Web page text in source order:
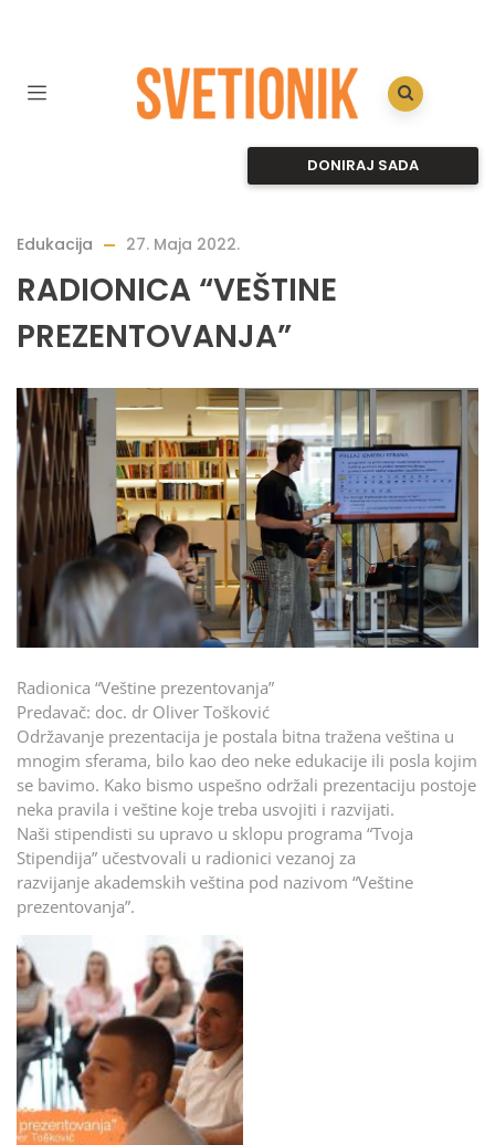
DONIRAJ SADA
Edukacija 27. Maja 2022.
RADIONICA “VEŠTINE
PREZENTOVANJA”
Radionica “Veštine prezentovanja”
Predavač: doc. dr Oliver Tošković
Održavanje prezentacija je postala bitna tražena veština u
mnogim sferama, bilo kao deo neke edukacije ili posla kojim
se bavimo. Kako bismo uspešno održali prezentaciju postoje
neka pravila i veštine koje treba usvojiti i razvijati.
Naši stipendisti su upravo u sklopu programa “Tvoja
Stipendija” učestvovali u radionici vezanoj za
razvijanje akademskih veština pod nazivom “Veštine
prezentovanja”.